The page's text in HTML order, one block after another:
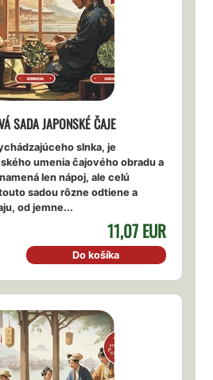
SADA JAPONSKÉ ČAJE
slnka, je
umenia čajového obradu a
len nápoj, ale celú
sadou rôzne odtiene a
od jemne...
11,07 EUR
Do košíka